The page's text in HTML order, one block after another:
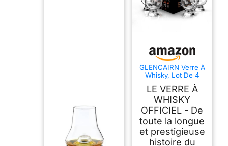
GLENCAIRN Verre À
Whisky, Lot De 4
Dans Un Coffret
Cadeau En Carton
LE VERRE À
WHISKY
OFFICIEL - De
toute la longue
et prestigieuse
histoire du